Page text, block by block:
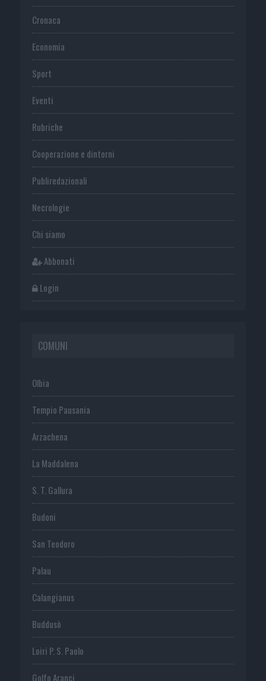
Cronaca
Economia
Sport
Eventi
Rubriche
Cooperazione e dintorni
Publiredazionali
Necrologie
Chi siamo
Abbonati
Login
COMUNI
Olbia
Tempio Pausania
Arzachena
La Maddalena
S. T. Gallura
Budoni
San Teodoro
Palau
Calangianus
Buddusò
Loiri P. S. Paolo
Golfo Aranci